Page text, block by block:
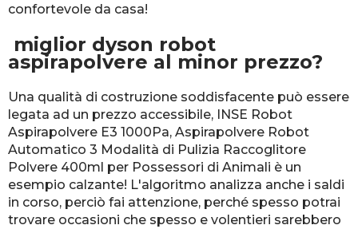
confortevole da casa!
miglior dyson robot
aspirapolvere al minor prezzo?
Una qualità di costruzione soddisfacente può essere
legata ad un prezzo accessibile, INSE Robot
Aspirapolvere E3 1000Pa, Aspirapolvere Robot
Automatico 3 Modalità di Pulizia Raccoglitore
Polvere 400ml per Possessori di Animali è un
esempio calzante! L'algoritmo analizza anche i saldi
in corso, perciò fai attenzione, perché spesso potrai
trovare occasioni che spesso e volentieri sarebbero